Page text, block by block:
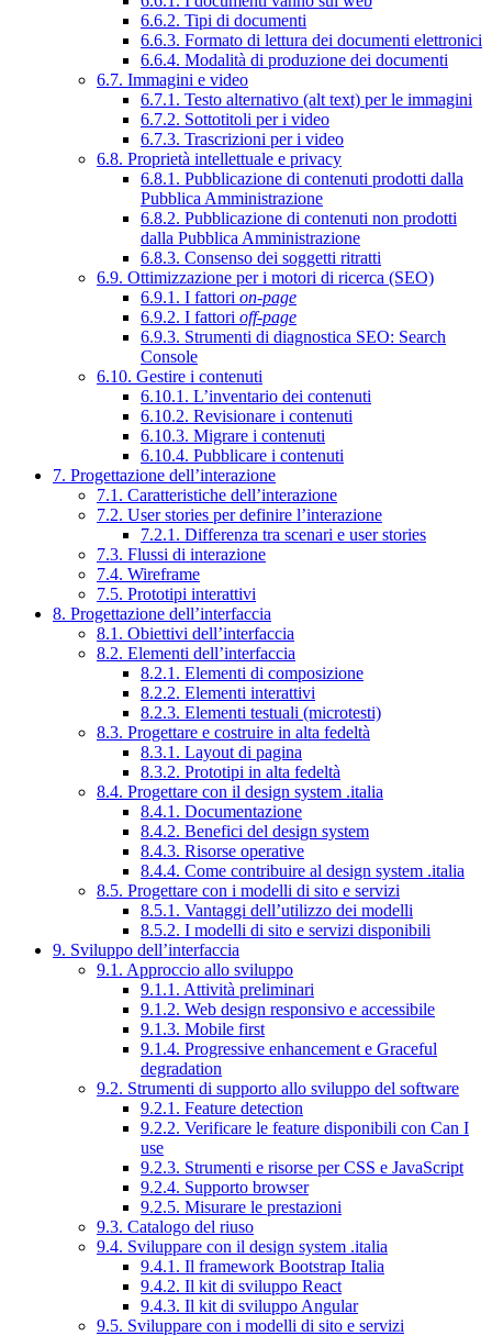
6.6.2. Tipi di documenti
6.6.3. Formato di lettura dei documenti elettronici
6.6.4. Modalità di produzione dei documenti
6.7. Immagini e video
6.7.1. Testo alternativo (alt text) per le immagini
6.7.2. Sottotitoli per i video
6.7.3. Trascrizioni per i video
6.8. Proprietà intellettuale e privacy
6.8.1. Pubblicazione di contenuti prodotti dalla
Pubblica Amministrazione
6.8.2. Pubblicazione di contenuti non prodotti
dalla Pubblica Amministrazione
6.8.3. Consenso dei soggetti ritratti
6.9. Ottimizzazione per i motori di ricerca (SEO)
6.9.1. I fattori on-page
6.9.2. I fattori off-page
6.9.3. Strumenti di diagnostica SEO: Search
Console
6.10. Gestire i contenuti
6.10.1. L’inventario dei contenuti
6.10.2. Revisionare i contenuti
6.10.3. Migrare i contenuti
6.10.4. Pubblicare i contenuti
7. Progettazione dell’interazione
7.1. Caratteristiche dell’interazione
7.2. User stories per definire l’interazione
7.2.1. Differenza tra scenari e user stories
7.3. Flussi di interazione
7.4. Wireframe
7.5. Prototipi interattivi
8. Progettazione dell’interfaccia
8.1. Obiettivi dell’interfaccia
8.2. Elementi dell’interfaccia
8.2.1. Elementi di composizione
8.2.2. Elementi interattivi
8.2.3. Elementi testuali (microtesti)
8.3. Progettare e costruire in alta fedeltà
8.3.1. Layout di pagina
8.3.2. Prototipi in alta fedeltà
8.4. Progettare con il design system .italia
8.4.1. Documentazione
8.4.2. Benefici del design system
8.4.3. Risorse operative
8.4.4. Come contribuire al design system .italia
8.5. Progettare con i modelli di sito e servizi
8.5.1. Vantaggi dell’utilizzo dei modelli
8.5.2. I modelli di sito e servizi disponibili
9. Sviluppo dell’interfaccia
9.1. Approccio allo sviluppo
9.1.1. Attività preliminari
9.1.2. Web design responsivo e accessibile
9.1.3. Mobile first
9.1.4. Progressive enhancement e Graceful
degradation
9.2. Strumenti di supporto allo sviluppo del software
9.2.1. Feature detection
9.2.2. Verificare le feature disponibili con Can I
use
9.2.3. Strumenti e risorse per CSS e JavaScript
9.2.4. Supporto browser
9.2.5. Misurare le prestazioni
9.3. Catalogo del riuso
9.4. Sviluppare con il design system .italia
9.4.1. Il framework Bootstrap Italia
9.4.2. Il kit di sviluppo React
9.4.3. Il kit di sviluppo Angular
9.5. Sviluppare con i modelli di sito e servizi